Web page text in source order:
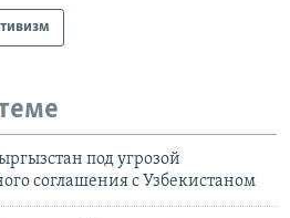
под угрозой
соглашения с Узбекистаном